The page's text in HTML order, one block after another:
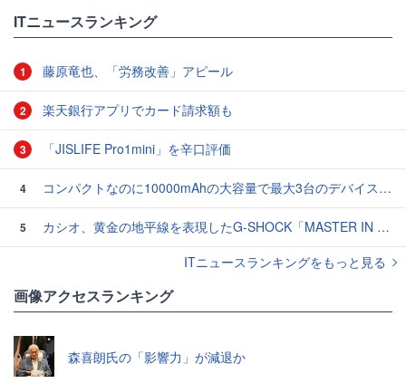
ITニュースランキング
1 藤原竜也、「労務改善」アピール
2 楽天銀行アプリでカード請求額も
3 「JISLIFE Pro1mini」を辛口評価
4 コンパクトなのに10000mAhの大容量で最大3台のデバイスを同時充電できる半固体モバイルバッテリー「SMARTCOBY Pro SLIM SS」レビュー
5
カシオ、黄金の地平線を表現したG-SHOCK「MASTER IN HORIZON GOLD」3モデル
ITニュースランキングをもっと見る
画像アクセスランキング
森喜朗氏の「影響力」が減退か